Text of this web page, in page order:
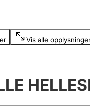
Vis alle